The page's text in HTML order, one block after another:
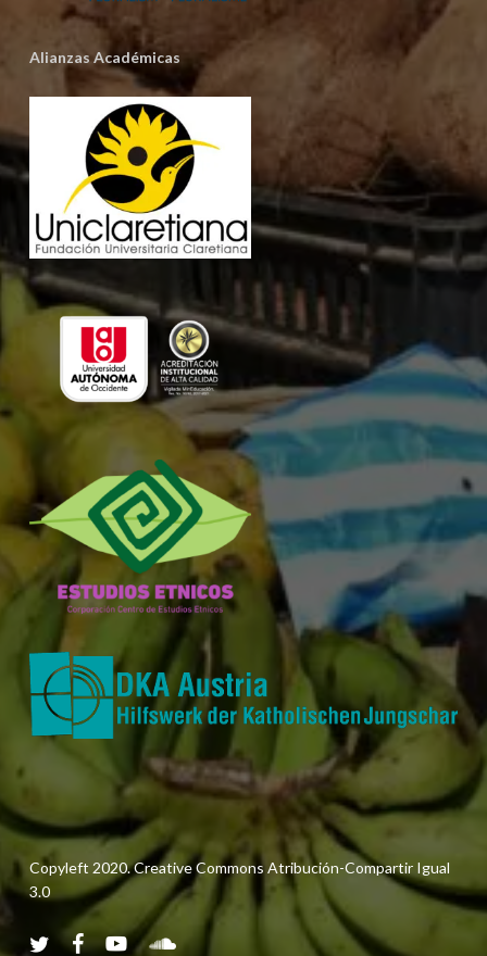
Alianzas Académicas
Copyleft 2020. Creative Commons Atribución-Compartir Igual
3.0
twitterfacebookyoutubesoundcloud